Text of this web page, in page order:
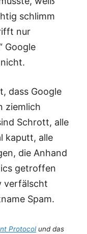
schlimm
nur
Google
dass Google
ziemlich
Schrott, alle
kaputt, alle
die Anhand
getroffen
verfälscht
Spam.
Protocol und das